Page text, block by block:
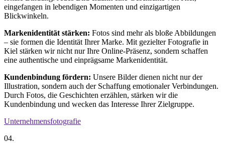
eingefangen in lebendigen Momenten und einzigartigen
Blickwinkeln.
Markenidentität stärken: Fotos sind mehr als bloße Abbildungen
– sie formen die Identität Ihrer Marke. Mit gezielter Fotografie in
Kiel stärken wir nicht nur Ihre Online-Präsenz, sondern schaffen
eine authentische und einprägsame Markenidentität.
Kundenbindung fördern: Unsere Bilder dienen nicht nur der
Illustration, sondern auch der Schaffung emotionaler Verbindungen.
Durch Fotos, die Geschichten erzählen, stärken wir die
Kundenbindung und wecken das Interesse Ihrer Zielgruppe.
Unternehmensfotografie
04.